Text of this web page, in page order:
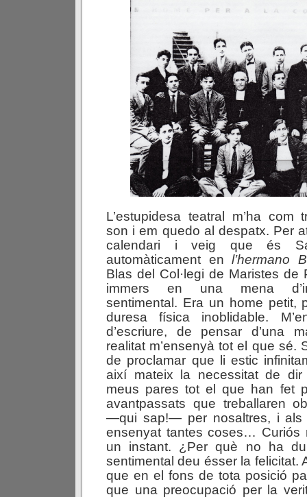
L’estupidesa teatral m’ha com
son i em quedo al despatx. Per
calendari i veig que és
automàticament enl’hermano
Blas del Col·legi de Maristes de
immers en una mena
sentimental. Era un home petit,
duresa física inoblidable.
d’escriure, de pensar d’una
realitat m’ensenyà tot el que sé.
de proclamar que li estic
així mateix la necessitat de
meus pares tot el que han fet
avantpassats que treballaren
—qui sap!— per nosaltres, i als
ensenyat tantes coses… Curiós
un instant. ¿Per què no ha
sentimental deu ésser la felicitat.
que en el fons de tota posició
que una preocupació per la